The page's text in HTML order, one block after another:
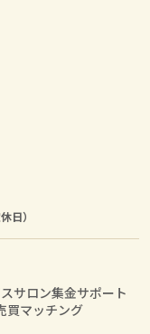
日）
サロン集金サポート
買マッチング